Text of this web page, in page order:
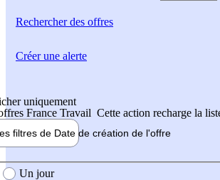
Rechercherdes offres
uniquement
France Travail Cette action recharge la
filtres de Date de création de l'offre
création de l'offre
Un jour
Créer une alerte